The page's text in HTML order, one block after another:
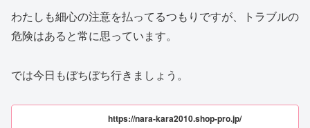
わたしも細心の注意を払ってるつもりですが、トラブルの
危険はあると常に思っています。
では今日もぼちぼち行きましょう。
https://nara-kara2010.shop-pro.jp/